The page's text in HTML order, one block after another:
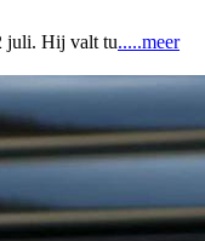
juli. Hij valt tu.....meer